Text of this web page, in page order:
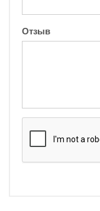
Отзыв